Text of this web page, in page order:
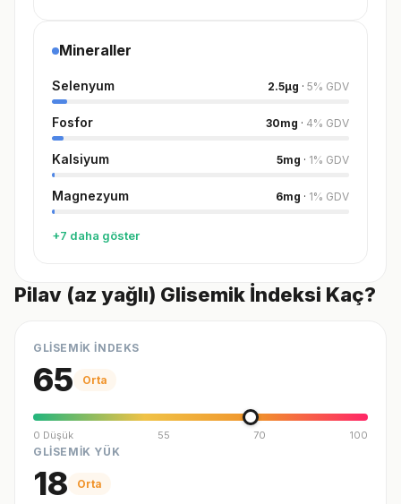
Mineraller
Selenyum 2.5µg · 5% GDV
Fosfor 30mg · 4% GDV
Kalsiyum 5mg · 1% GDV
Magnezyum 6mg · 1% GDV
+7 daha göster
Pilav (az yağlı) Glisemik İndeksi Kaç?
GLİSEMİK İNDEKS
65 Orta
0 Düşük 55 70 100
GLİSEMİK YÜK
18 Orta